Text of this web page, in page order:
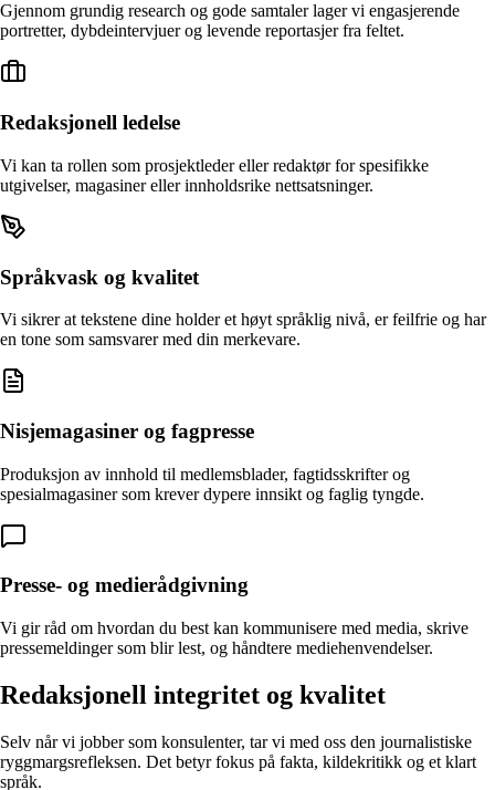
Gjennom grundig research og gode samtaler lager vi engasjerende
portretter, dybdeintervjuer og levende reportasjer fra feltet.
Redaksjonell ledelse
Vi kan ta rollen som prosjektleder eller redaktør for spesifikke
utgivelser, magasiner eller innholdsrike nettsatsninger.
Språkvask og kvalitet
Vi sikrer at tekstene dine holder et høyt språklig nivå, er feilfrie og har
en tone som samsvarer med din merkevare.
Nisjemagasiner og fagpresse
Produksjon av innhold til medlemsblader, fagtidsskrifter og
spesialmagasiner som krever dypere innsikt og faglig tyngde.
Presse- og medierådgivning
Vi gir råd om hvordan du best kan kommunisere med media, skrive
pressemeldinger som blir lest, og håndtere mediehenvendelser.
Redaksjonell integritet og kvalitet
Selv når vi jobber som konsulenter, tar vi med oss den journalistiske
ryggmargsrefleksen. Det betyr fokus på fakta, kildekritikk og et klart
språk.